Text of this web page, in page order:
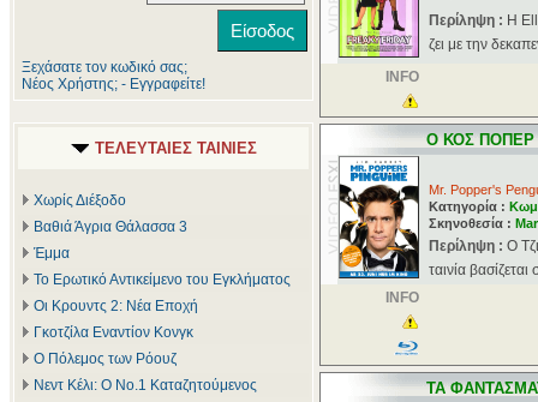
Ξεχάσατε τον κωδικό σας;
Νέος Χρήστης; - Εγγραφείτε!
ΤΕΛΕΥΤΑΙΕΣ ΤΑΙΝΙΕΣ
Χωρίς Διέξοδο
Βαθιά Άγρια Θάλασσα 3
Έμμα
Το Ερωτικό Αντικείμενο του Εγκλήματος
Οι Κρουντς 2: Νέα Εποχή
Γκοτζίλα Εναντίον Κονγκ
Ο Πόλεμος των Ρόουζ
Νεντ Κέλι: Ο Νο.1 Καταζητούμενος
Περίληψη : Η
ζει με την
INFO
Ο ΚΟΣ ΠΟΠΕΡ
Mr. Popper's
Κατηγορία :
Σκηνοθεσία :
Περίληψη : Ο
ταινία
INFO
ΤΑ